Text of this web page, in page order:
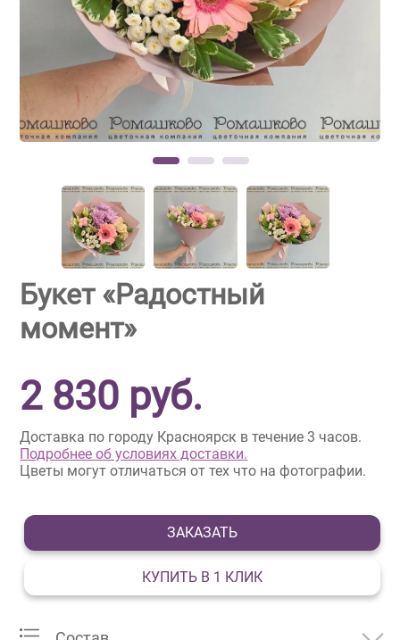
Букет «Радостный
момент»
2 830 руб.
Доставка по городу Красноярск в течение 3 часов.
Подробнее об условиях доставки.
Цветы могут отличаться от тех что на фотографии.
ЗАКАЗАТЬ
КУПИТЬ В 1 КЛИК